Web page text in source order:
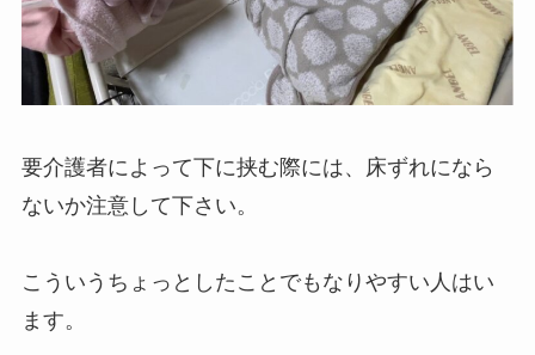
要介護者によって下に挟む際には、床ずれになら
ないか注意して下さい。
こういうちょっとしたことでもなりやすい人はい
ます。